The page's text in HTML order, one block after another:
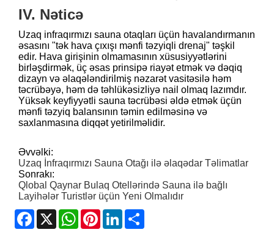
IV. Nəticə
Uzaq infraqırmızı sauna otaqları üçün havalandırmanın
əsasını "tək hava çıxışı mənfi təzyiqli drenaj" təşkil
edir. Hava girişinin olmamasının xüsusiyyətlərini
birləşdirmək, üç əsas prinsipə riayət etmək və dəqiq
dizayn və əlaqələndirilmiş nəzarət vasitəsilə həm
təcrübəyə, həm də təhlükəsizliyə nail olmaq lazımdır.
Yüksək keyfiyyətli sauna təcrübəsi əldə etmək üçün
mənfi təzyiq balansının təmin edilməsinə və
saxlanmasına diqqət yetirilməlidir.
Əvvəlki:
Uzaq İnfraqırmızı Sauna Otağı ilə əlaqədar Təlimatlar
Sonrakı:
Qlobal Qaynar Bulaq Otellərində Sauna ilə bağlı
Layihələr Turistlər üçün Yeni Olmalıdır
Facebook
X WhatsApp
PinterestLinkedIn